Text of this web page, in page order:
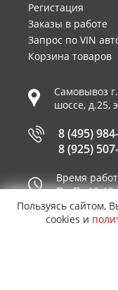
Регистация
Заказы в работе
Запрос по VIN
Корзина товаров
Самовывоз г.
шоссе, д.25,
8 (495)
8 (925)
Время
Пн-Пт 10-
Принимаем к
Пользуясь сайтом,
cookies и